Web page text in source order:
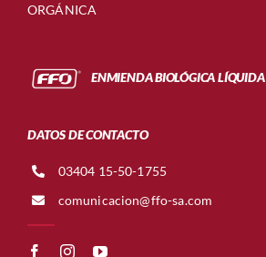
ORGÁNICA
ENMIENDA BIOLÓGICA LÍQUIDA
DATOS DE CONTACTO
03404 15-50-1755
comunicacion@ffo-sa.com